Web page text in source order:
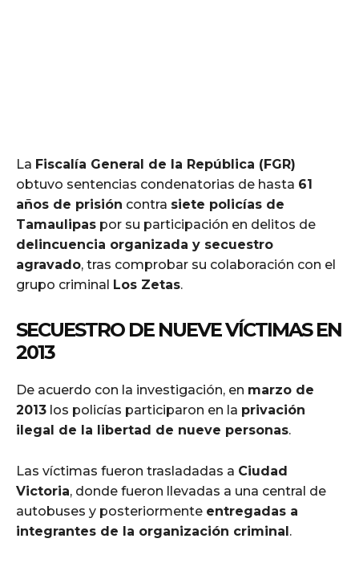
La Fiscalía General de la República (FGR)
obtuvo sentencias condenatorias de hasta 61
años de prisión contra siete policías de
Tamaulipas por su participación en delitos de
delincuencia organizada y secuestro
agravado, tras comprobar su colaboración con el
grupo criminal Los Zetas.
SECUESTRO DE NUEVE VÍCTIMAS EN
2013
De acuerdo con la investigación, en marzo de
2013 los policías participaron en la privación
ilegal de la libertad de nueve personas.
Las víctimas fueron trasladadas a Ciudad
Victoria, donde fueron llevadas a una central de
autobuses y posteriormente entregadas a
integrantes de la organización criminal.